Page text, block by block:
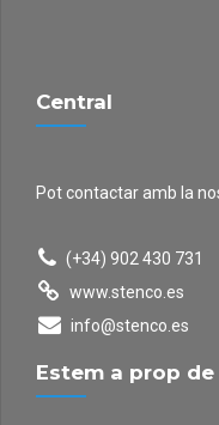
Central
Pot contactar amb la
(+34) 902 430 731
www.stenco.es
info@stenco.es
Estem a prop